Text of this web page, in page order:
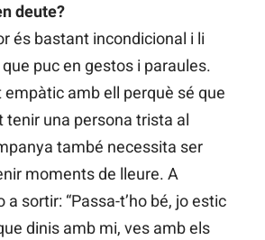
deute?
és bastant incondicional i li
puc en gestos i paraules.
amb ell perquè sé que
tenir una persona trista al
també necessita ser
moments de lleure. A
a sortir: “Passa-t’ho bé, jo estic
dinis amb mi, ves amb els